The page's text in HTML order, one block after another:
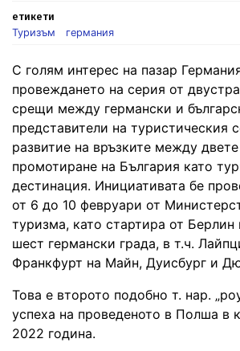
етикети
Туризъм
германия
С голям интерес на пазар
провеждането на серия от
срещи между германски и
представители на туристическия
развитие на връзките между
промотиране на България като
дестинация. Инициативата бе
от 6 до 10 февруари от
туризма, като стартира от
шест германски града, в т.ч.
Франкфурт на Майн, Дуисбург и
Това е второто подобно т. нар.
успеха на проведеното в Полша в
2022 година.